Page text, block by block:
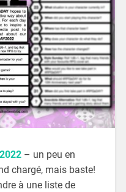
– un peu en
chargé, mais baste!
à une liste de